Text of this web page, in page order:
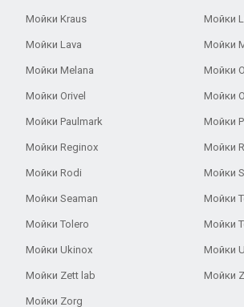
Мойки Kraus Мойки
Мойки Lava Мойки
Мойки Melana Мойки
Мойки Orivel Мойки
Мойки Paulmark Мойки
Мойки Reginox Мойки
Мойки Rodi Мойки
Мойки Seaman Мойки
Мойки Tolero Мойки
Мойки Ukinox Мойки
Мойки Zett lab Мойки
Мойки Zorg